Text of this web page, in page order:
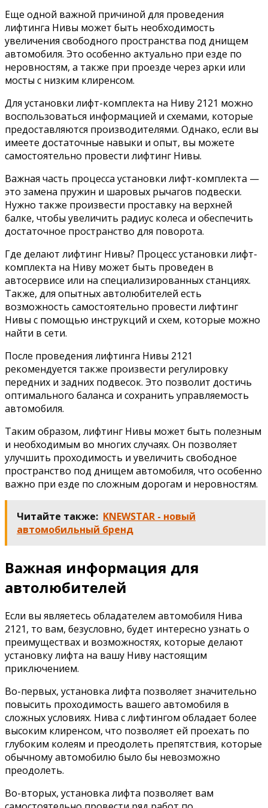
Еще одной важной причиной для проведения
лифтинга Нивы может быть необходимость
увеличения свободного пространства под днищем
автомобиля. Это особенно актуально при езде по
неровностям, а также при проезде через арки или
мосты с низким клиренсом.
Для установки лифт-комплекта на Ниву 2121 можно
воспользоваться информацией и схемами, которые
предоставляются производителями. Однако, если вы
имеете достаточные навыки и опыт, вы можете
самостоятельно провести лифтинг Нивы.
Важная часть процесса установки лифт-комплекта —
это замена пружин и шаровых рычагов подвески.
Нужно также произвести проставку на верхней
балке, чтобы увеличить радиус колеса и обеспечить
достаточное пространство для поворота.
Где делают лифтинг Нивы? Процесс установки лифт-
комплекта на Ниву может быть проведен в
автосервисе или на специализированных станциях.
Также, для опытных автолюбителей есть
возможность самостоятельно провести лифтинг
Нивы с помощью инструкций и схем, которые можно
найти в сети.
После проведения лифтинга Нивы 2121
рекомендуется также произвести регулировку
передних и задних подвесок. Это позволит достичь
оптимального баланса и сохранить управляемость
автомобиля.
Таким образом, лифтинг Нивы может быть полезным
и необходимым во многих случаях. Он позволяет
улучшить проходимость и увеличить свободное
пространство под днищем автомобиля, что особенно
важно при езде по сложным дорогам и неровностям.
Читайте также: KNEWSTAR - новый
автомобильный бренд
Важная информация для
автолюбителей
Если вы являетесь обладателем автомобиля Нива
2121, то вам, безусловно, будет интересно узнать о
преимуществах и возможностях, которые делают
установку лифта на вашу Ниву настоящим
приключением.
Во-первых, установка лифта позволяет значительно
повысить проходимость вашего автомобиля в
сложных условиях. Нива с лифтингом обладает более
высоким клиренсом, что позволяет ей проехать по
глубоким колеям и преодолеть препятствия, которые
обычному автомобилю было бы невозможно
преодолеть.
Во-вторых, установка лифта позволяет вам